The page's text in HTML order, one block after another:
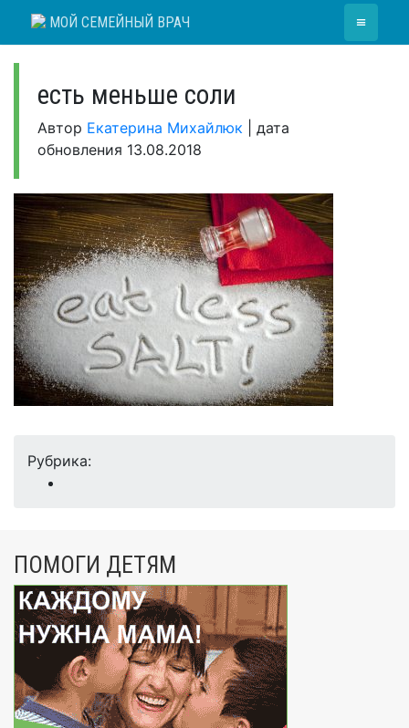
МОЙ СЕМЕЙНЫЙ ВРАЧ ≡
есть меньше соли
Автор Екатерина Михайлюк
дата
обновления 13.08.2018
Рубрика:
ПОМОГИ ДЕТЯМ